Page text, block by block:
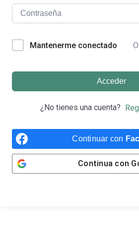
Mantenerme conectado
Acceder
¿No tienes una cuenta?
Continuar con
Continua con